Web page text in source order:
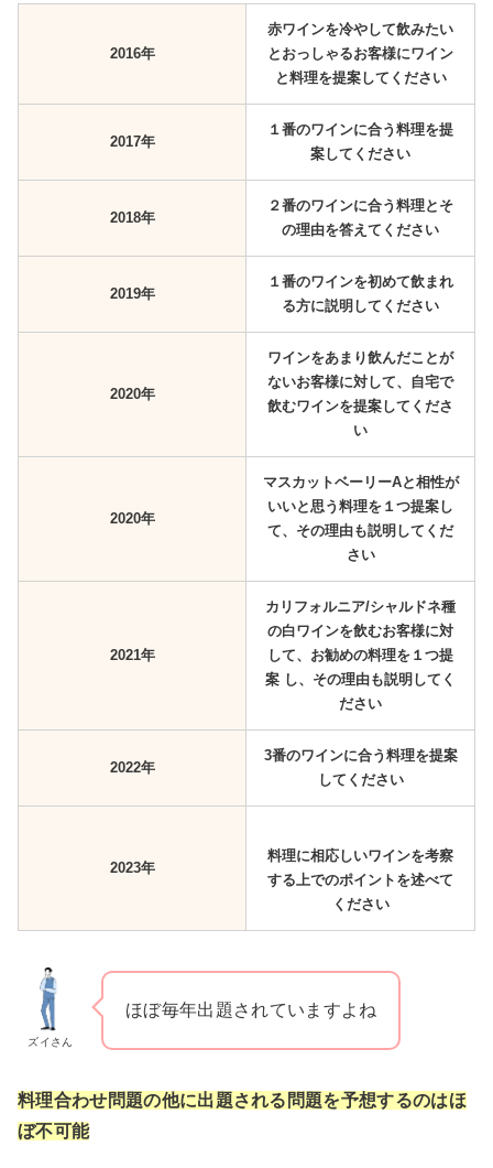
2016年
赤ワインを冷やして飲みたい
とおっしゃるお客様にワイン
と料理を提案してください
2017年
１番のワインに合う料理を提
案してください
2018年
２番のワインに合う料理とそ
の理由を答えてください
2019年
１番のワインを初めて飲まれ
る方に説明してください
2020年
ワインをあまり飲んだことが
ないお客様に対して、自宅で
飲むワインを提案してくださ
い
2020年
マスカットベーリーAと相性が
いいと思う料理を１つ提案し
て、その理由も説明してくだ
さい
2021年
カリフォルニア/シャルドネ種
の白ワインを飲むお客様に対
して、お勧めの料理を１つ提
案 し、その理由も説明してく
ださい
2022年
3番のワインに合う料理を提案
してください
2023年
料理に相応しいワインを考察
する上でのポイントを述べて
ください
ズイさん
ほぼ毎年出題されていますよね
料理合わせ問題の他に出題される問題を予想するのはほ
ぼ不可能